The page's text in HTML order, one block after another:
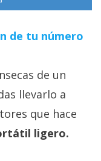
de tu número
de un
llevarlo a
que hace
ligero.